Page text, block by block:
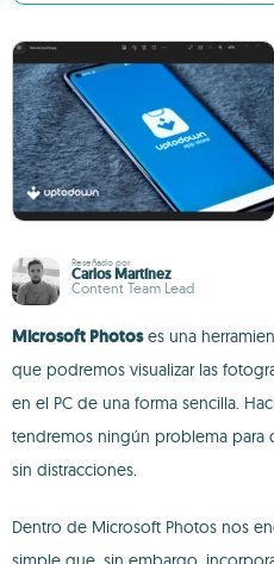
Reseñado por
Carlos Martínez
Content Team Lead
Microsoft Photoses una
que podremos visualizar las
en el PC de una forma sencilla.
tendremos ningún problema para
sin distracciones.
Dentro de Microsoft Photos nos